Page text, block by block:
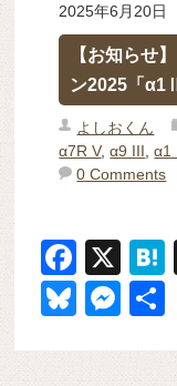
2025年6月20日
【お知らせ
ン2025「
よしおくん
α7R V,α9 III ,α1
0 Comments
F
a
c
e
X
Bl
M